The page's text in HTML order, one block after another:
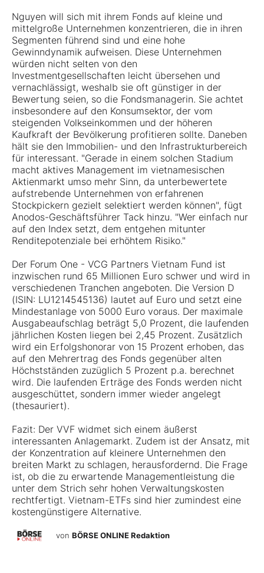
Nguyen will sich mit ihrem Fonds auf kleine und
mittelgroße Unternehmen konzentrieren, die in ihren
Segmenten führend sind und eine hohe
Gewinndynamik aufweisen. Diese Unternehmen
würden nicht selten von den
Investmentgesellschaften leicht übersehen und
vernachlässigt, weshalb sie oft günstiger in der
Bewertung seien, so die Fondsmanagerin. Sie achtet
insbesondere auf den Konsumsektor, der vom
steigenden Volkseinkommen und der höheren
Kaufkraft der Bevölkerung profitieren sollte. Daneben
hält sie den Immobilien- und den Infrastrukturbereich
für interessant. "Gerade in einem solchen Stadium
macht aktives Management im vietnamesischen
Aktienmarkt umso mehr Sinn, da unterbewertete
aufstrebende Unternehmen von erfahrenen
Stockpickern gezielt selektiert werden können", fügt
Anodos-Geschäftsführer Tack hinzu. "Wer einfach nur
auf den Index setzt, dem entgehen mitunter
Renditepotenziale bei erhöhtem Risiko."
Der Forum One - VCG Partners Vietnam Fund ist
inzwischen rund 65 Millionen Euro schwer und wird in
verschiedenen Tranchen angeboten. Die Version D
(ISIN: LU1214545136) lautet auf Euro und setzt eine
Mindestanlage von 5000 Euro voraus. Der maximale
Ausgabeaufschlag beträgt 5,0 Prozent, die laufenden
jährlichen Kosten liegen bei 2,45 Prozent. Zusätzlich
wird ein Erfolgshonorar von 15 Prozent erhoben, das
auf den Mehrertrag des Fonds gegenüber alten
Höchstständen zuzüglich 5 Prozent p.a. berechnet
wird. Die laufenden Erträge des Fonds werden nicht
ausgeschüttet, sondern immer wieder angelegt
(thesauriert).
Fazit: Der VVF widmet sich einem äußerst
interessanten Anlagemarkt. Zudem ist der Ansatz, mit
der Konzentration auf kleinere Unternehmen den
breiten Markt zu schlagen, herausfordernd. Die Frage
ist, ob die zu erwartende Managementleistung die
unter dem Strich sehr hohen Verwaltungskosten
rechtfertigt. Vietnam-ETFs sind hier zumindest eine
kostengünstigere Alternative.
von BÖRSE ONLINE Redaktion